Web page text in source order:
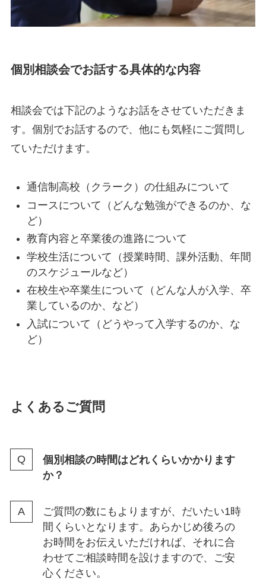
個別相談会でお話する具体的な内容
相談会では下記のようなお話をさせていただきま
す。個別でお話するので、他にも気軽にご質問し
ていただけます。
通信制⾼校（クラーク）の仕組みについて
コースについて（どんな勉強ができるのか、な
ど）
教育内容と卒業後の進路について
学校⽣活について（授業時間、課外活動、年間
のスケジュールなど）
在校⽣や卒業⽣について（どんな⼈が⼊学、卒
業しているのか、など）
⼊試について（どうやって⼊学するのか、な
ど）
よくあるご質問
個別相談の時間はどれくらいかかります
か？
ご質問の数にもよりますが、だいたい1時
間くらいとなります。あらかじめ後ろの
お時間をお伝えいただければ、それに合
わせてご相談時間を設けますので、ご安
⼼ください。